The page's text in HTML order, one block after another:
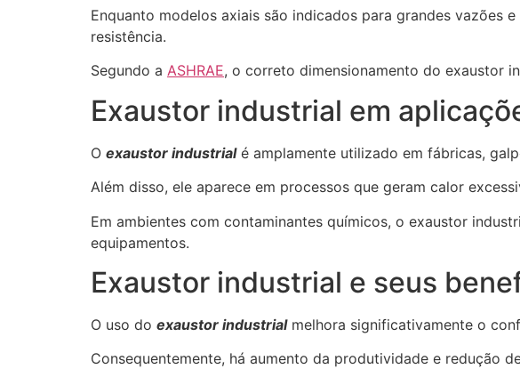
Enquanto modelos axiais são indicados para grandes vazões
resistência.
Segundo a ASHRAE, o correto dimensionamento do exaustor
Exaustor industrial em
O exaustor industrialé amplamente utilizado em fábricas,
Além disso, ele aparece em processos que geram calor
Em ambientes com contaminantes químicos, o exaustor
equipamentos.
Exaustor industrial e seus
O uso do exaustor industrialmelhora significativamente o
Consequentemente, há aumento da produtividade e redução